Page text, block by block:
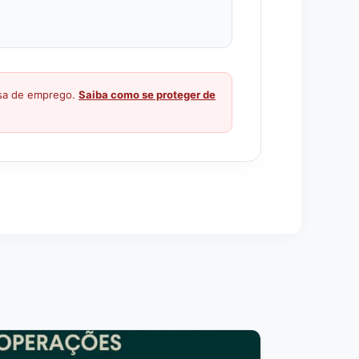
de emprego. Saiba como se proteger de